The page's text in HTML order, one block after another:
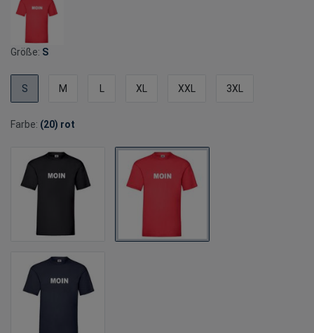
Größe: S
S M XL XXL 3XL
Farbe: (20) rot